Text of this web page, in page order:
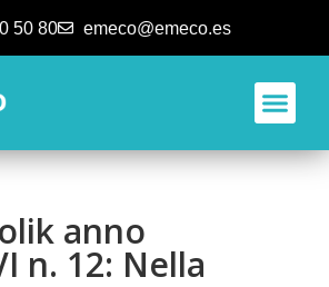
50 80 emeco@emeco.es
anno
n. 12: Nella